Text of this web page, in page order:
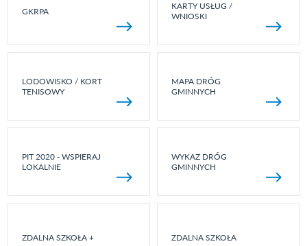
GKRPA
KARTY USŁUG /
WNIOSKI
LODOWISKO / KORT
TENISOWY
MAPA DRÓG
GMINNYCH
PIT 2020 - WSPIERAJ
LOKALNIE
WYKAZ DRÓG
GMINNYCH
ZDALNA SZKOŁA + ZDALNA SZKOŁA